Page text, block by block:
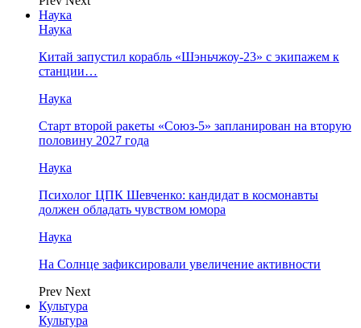
Наука
Наука
Китай запустил корабль «Шэньчжоу-23» с экипажем к
станции…
Наука
Старт второй ракеты «Союз-5» запланирован на вторую
половину 2027 года
Наука
Психолог ЦПК Шевченко: кандидат в космонавты
должен обладать чувством юмора
Наука
На Солнце зафиксировали увеличение активности
Prev Next
Культура
Культура